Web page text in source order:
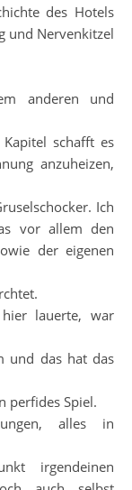
des Hotels
und Nervenkitzel
anderen und
schafft es
anzuheizen,
Ich
vor allem den
der eigenen
lauerte, war
und das hat das
perfides Spiel.
alles in
irgendeinen